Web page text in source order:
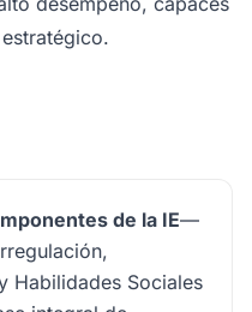
de la IE—
Habilidades Sociales